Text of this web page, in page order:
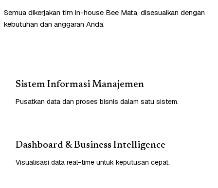
Semua dikerjakan tim in-house Bee Mata, disesuaikan dengan
kebutuhan dan anggaran Anda.
Sistem Informasi Manajemen
Pusatkan data dan proses bisnis dalam satu sistem.
Dashboard & Business Intelligence
Visualisasi data real-time untuk keputusan cepat.